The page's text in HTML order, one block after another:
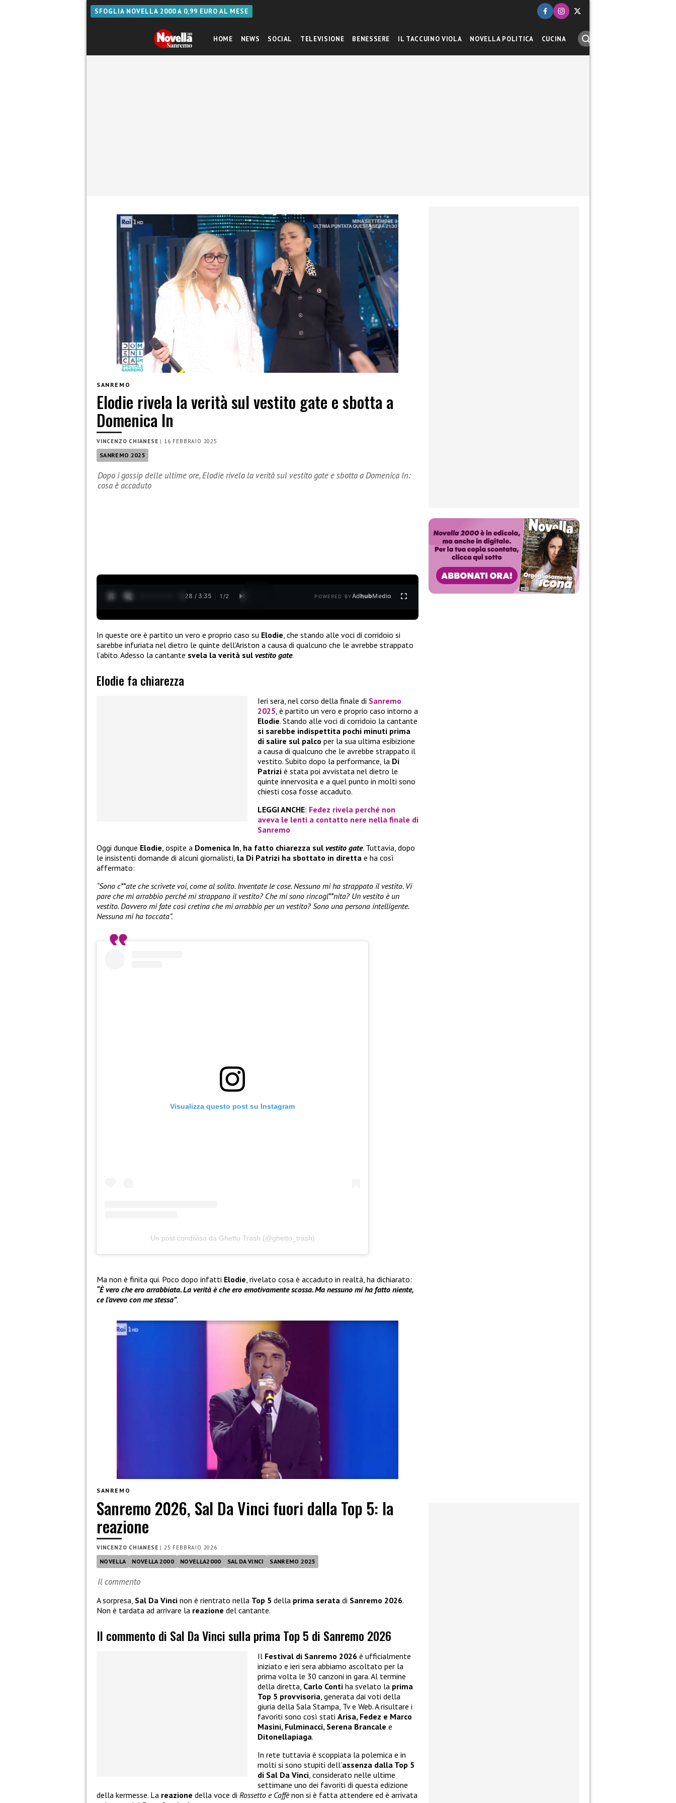
SFOGLIA NOVELLA 2000 A 0,99 EURO AL MESE
HOME NEWS SOCIAL TELEVISIONE BENESSERE IL TACCUINO VIOLA NOVELLA POLITICA CUCINA
SANREMO
Elodie rivela la verità sul vestito gate e sbotta a
Domenica In
VINCENZO CHIANESE | 16 FEBBRAIO 2025
SANREMO 2025
Dopo i gossip delle ultime ore, Elodie rivela la verità sul vestito gate e sbotta a Domenica In:
cosa è accaduto
0:29 / 3:35 1 /2 POWERED BYAdhubMedia
In queste ore è partito un vero e proprio caso su Elodie , che stando alle voci di corridoio si
sarebbe infuriata nel dietro le quinte dell’Ariston a causa di qualcuno che le avrebbe strappato
l’abito. Adesso la cantante svela la verità sul vestito gate.
Elodie fa chiarezza
Ieri sera, nel corso della finale di Sanremo
2025, è partito un vero e proprio caso intorno a
Elodie. Stando alle voci di corridoio la cantante
si sarebbe indispettita pochi minuti prima
di salire sul palco per la sua ultima esibizione
a causa di qualcuno che le avrebbe strappato il
vestito. Subito dopo la performance, la Di
Patrizi è stata poi avvistata nel dietro le
quinte innervosita e a quel punto in molti sono
chiesti cosa fosse accaduto.
LEGGI ANCHE: Fedez rivela perché non
aveva le lenti a contatto nere nella finale di
Sanremo
Oggi dunque Elodie, ospite a Domenica In, ha fatto chiarezza sul vestito gate. Tuttavia, dopo
le insistenti domande di alcuni giornalisti, la Di Patrizi ha sbottato in diretta e ha così
affermato:
“Sono c**ate che scrivete voi, come al solito. Inventate le cose. Nessuno mi ha strappato il vestito. Vi
pare che mi arrabbio perché mi strappano il vestito? Che mi sono rincogl**nita? Un vestito è un
vestito. Davvero mi fate così cretina che mi arrabbio per un vestito? Sono una persona intelligente.
Nessuna mi ha toccata”.
Visualizza questo post su Instagram
Un post condiviso da Ghetto Trash (@ghetto_trash)
Ma non è finita qui. Poco dopo infatti Elodie , rivelato cosa è accaduto in realtà, ha dichiarato:
“È vero che ero arrabbiata. La verità è che ero emotivamente scossa. Ma nessuno mi ha fatto niente,
ce l’avevo con me stessa”.
SANREMO
Sanremo 2026, Sal Da Vinci fuori dalla Top 5: la
reazione
VINCENZO CHIANESE |25 FEBBRAIO 2026
NOVELLA NOVELLA 2000 NOVELLA2000 SAL DA VINCI SANREMO 2025
Il commento
A sorpresa, Sal Da Vinci non è rientrato nella Top 5 della prima serata di Sanremo 2026.
Non è tardata ad arrivare la reazione del cantante.
Il commento di Sal Da Vinci sulla prima Top 5 di Sanremo 2026
Il Festival di Sanremo 2026 è ufficialmente
iniziato e ieri sera abbiamo ascoltato per la
prima volta le 30 canzoni in gara. Al termine
della diretta, Carlo Conti ha svelato la prima
Top 5 provvisoria , generata dai voti della
giuria della Sala Stampa, Tv e Web. A risultare i
favoriti sono così stati Arisa, Fedez e Marco
Masini, Fulminacci, Serena Brancale e
Ditonellapiaga.
In rete tuttavia è scoppiata la polemica e in
molti si sono stupiti dell’assenza dalla Top 5
di Sal Da Vinci , considerato nelle ultime
settimane uno dei favoriti di questa edizione
della kermesse. La reazione della voce di Rossetto e Caffènon si è fatta attendere ed è arrivata